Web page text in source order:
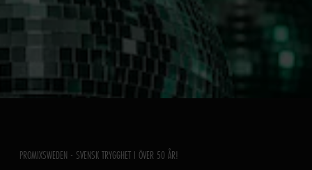
PROMIXSWEDEN - SVENSK TRYGGHET I ÖVER 50 ÅR!